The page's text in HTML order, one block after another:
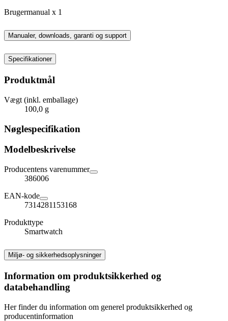
Brugermanual x 1
Manualer, downloads, garanti og support
Specifikationer
Produktmål
Vægt (inkl. emballage)
100,0 g
Nøglespecifikation
Modelbeskrivelse
Producentens varenummer
386006
EAN-kode
7314281153168
Produkttype
Smartwatch
Miljø- og sikkerhedsoplysninger
Information om produktsikkerhed og
databehandling
Her finder du information om generel produktsikkerhed og
producentinformation